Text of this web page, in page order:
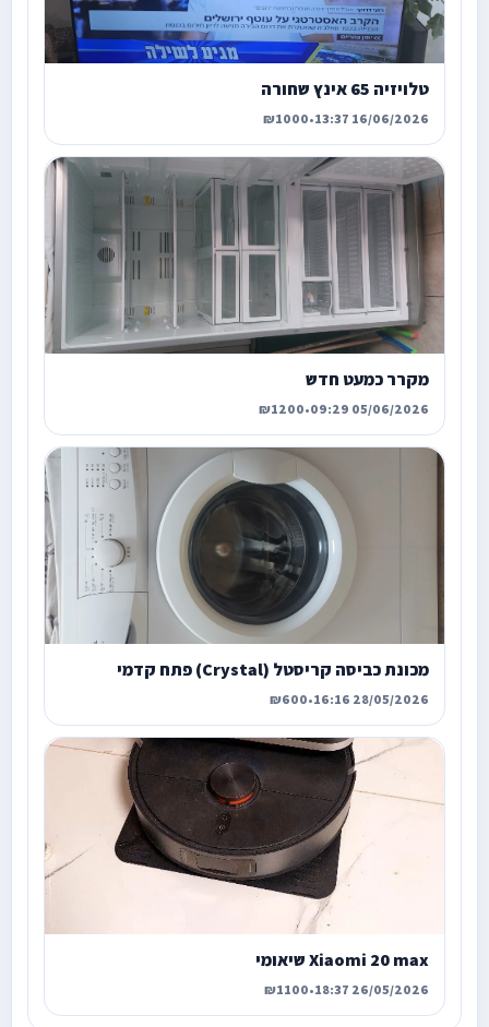
טלויזיה 65 אינץ שחורה
16/06/2026 13:37
•
₪1000
מקרר כמעט חדש
05/06/2026 09:29
•
₪1200
מכונת כביסה קריסטל (Crystal) פתח קדמי
28/05/2026 16:16
•
₪600
Xiaomi 20 max שיאומי
26/05/2026 18:37
•
₪1100